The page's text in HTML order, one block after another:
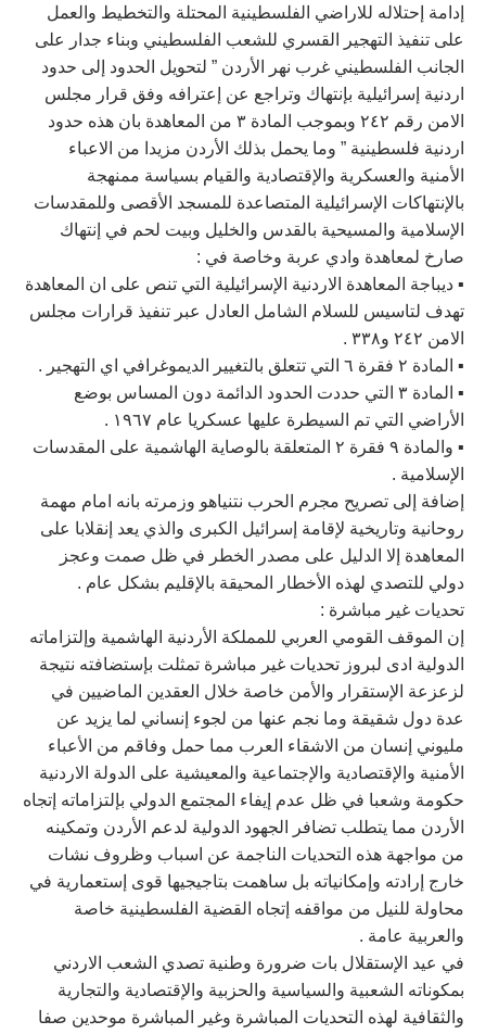
إدامة إحتلاله للاراضي الفلسطينية المحتلة والتخطيط والعمل
على تنفيذ التهجير القسري للشعب الفلسطيني وبناء جدار على
الجانب الفلسطيني غرب نهر الأردن ” لتحويل الحدود إلى حدود
اردنية إسرائيلية بإنتهاك وتراجع عن إعترافه وفق قرار مجلس
الامن رقم ٢٤٢ وبموجب المادة ٣ من المعاهدة بان هذه حدود
اردنية فلسطينية ” وما يحمل بذلك الأردن مزيدا من الاعباء
الأمنية والعسكرية والإقتصادية والقيام بسياسة ممنهجة
بالإنتهاكات الإسرائيلية المتصاعدة للمسجد الأقصى وللمقدسات
الإسلامية والمسيحية بالقدس والخليل وبيت لحم في إنتهاك
صارخ لمعاهدة وادي عربة وخاصة في :
▪️︎ ديباجة المعاهدة الاردنية الإسرائيلية التي تنص على ان المعاهدة
تهدف لتاسيس للسلام الشامل العادل عبر تنفيذ قرارات مجلس
الامن ٢٤٢ و٣٣٨ .
▪️︎ المادة ٢ فقرة ٦ التي تتعلق بالتغيير الديموغرافي اي التهجير .
▪️︎ المادة ٣ التي حددت الحدود الدائمة دون المساس بوضع
الأراضي التي تم السيطرة عليها عسكريا عام ١٩٦٧ .
▪️︎ والمادة ٩ فقرة ٢ المتعلقة بالوصاية الهاشمية على المقدسات
الإسلامية .
إضافة إلى تصريح مجرم الحرب نتنياهو وزمرته بانه امام مهمة
روحانية وتاريخية لإقامة إسرائيل الكبرى والذي يعد إنقلابا على
المعاهدة إلا الدليل على مصدر الخطر في ظل صمت وعجز
دولي للتصدي لهذه الأخطار المحيقة بالإقليم بشكل عام .
تحديات غير مباشرة :
إن الموقف القومي العربي للمملكة الأردنية الهاشمية وإلتزاماته
الدولية ادى لبروز تحديات غير مباشرة تمثلت بإستضافته نتيجة
لزعزعة الإستقرار والأمن خاصة خلال العقدين الماضيين في
عدة دول شقيقة وما نجم عنها من لجوء إنساني لما يزيد عن
مليوني إنسان من الاشقاء العرب مما حمل وفاقم من الأعباء
الأمنية والإقتصادية والإجتماعية والمعيشية على الدولة الاردنية
حكومة وشعبا في ظل عدم إيفاء المجتمع الدولي بإلتزاماته إتجاه
الأردن مما يتطلب تضافر الجهود الدولية لدعم الأردن وتمكينه
من مواجهة هذه التحديات الناجمة عن اسباب وظروف نشات
خارج إرادته وإمكانياته بل ساهمت بتاجيجيها قوى إستعمارية في
محاولة للنيل من مواقفه إتجاه القضية الفلسطينية خاصة
والعربية عامة .
في عيد الإستقلال بات ضرورة وطنية تصدي الشعب الاردني
بمكوناته الشعبية والسياسية والحزبية والإقتصادية والتجارية
والثقافية لهذه التحديات المباشرة وغير المباشرة موحدين صفا